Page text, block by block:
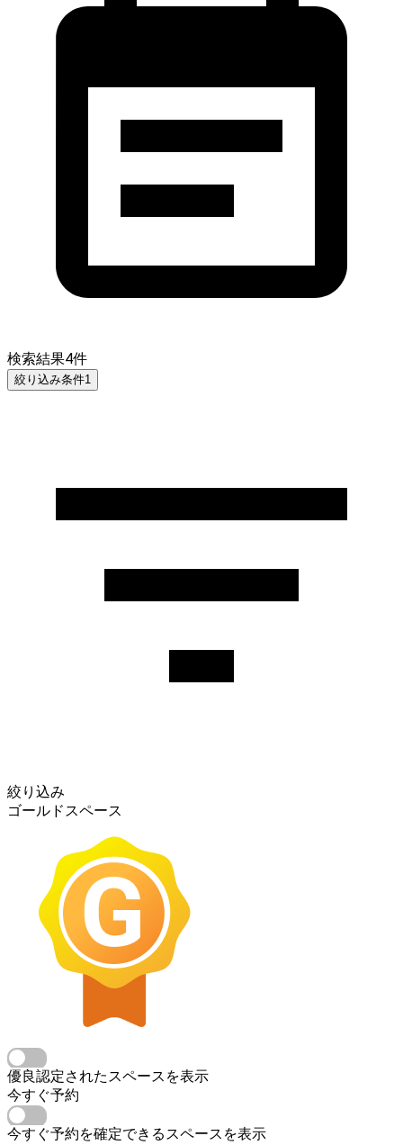
検索結果4件
絞り込み条件1
絞り込み
ゴールドスペース
優良認定されたスペースを表示
今すぐ予約
今すぐ予約を確定できるスペースを表示